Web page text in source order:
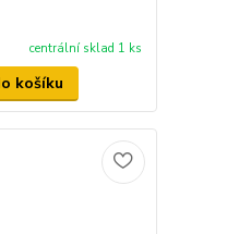
centrální sklad 1 ks
košíku